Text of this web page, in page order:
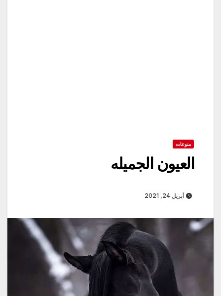
منوعات
العيون الجميله
أبريل 24, 2021